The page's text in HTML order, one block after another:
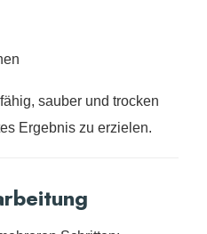
sauber und trocken
Ergebnis zu erzielen.